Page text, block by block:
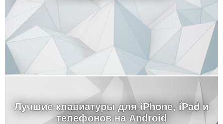
Лучшие клавиатуры для iPhone, iPad и
телефонов на Android